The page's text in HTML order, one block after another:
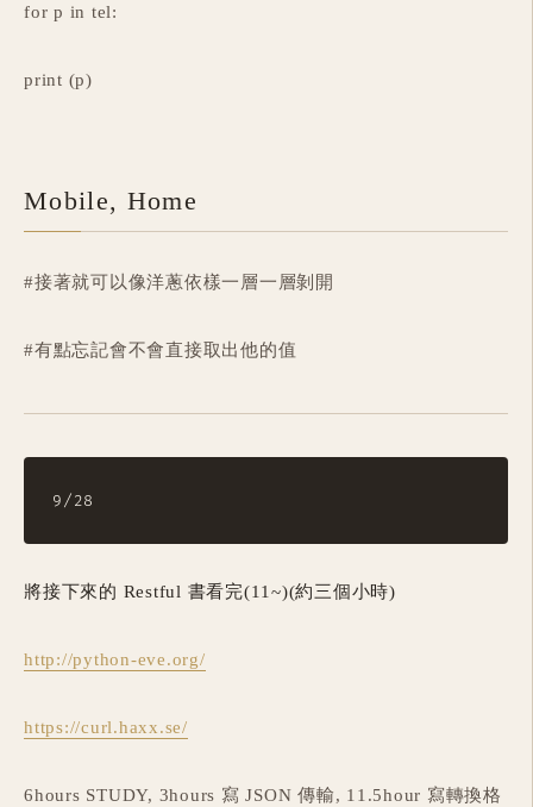
for p in tel:
print (p)
Mobile, Home
#接著就可以像洋蔥依樣一層一層剝開
#有點忘記會不會直接取出他的值
將接下來的 Restful 書看完(11~)(約三個小時)
http://python-eve.org/
https://curl.haxx.se/
6hours STUDY, 3hours 寫 JSON 傳輸, 11.5hour 寫轉換格